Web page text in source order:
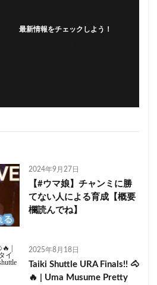
最新情報をチェックしよう！
2024年9月27日
【#ウマ娘】チャンミに勝
てない人による育成【概要
欄読んでね】
2025年8月18日
Taiki Shuttle URA Finals!! 🐴
🔥 | Uma Musume Pretty